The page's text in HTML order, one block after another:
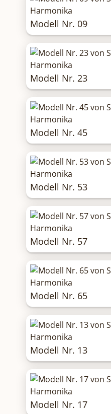
Modell Nr. 09
Modell Nr. 23
Modell Nr. 45
Modell Nr. 53
Modell Nr. 57
Modell Nr. 65
Modell Nr. 13
Modell Nr. 17